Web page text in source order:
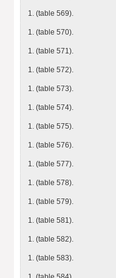
1. (table 569).
1. (table 570).
1. (table 571).
1. (table 572).
1. (table 573).
1. (table 574).
1. (table 575).
1. (table 576).
1. (table 577).
1. (table 578).
1. (table 579).
1. (table 581).
1. (table 582).
1. (table 583).